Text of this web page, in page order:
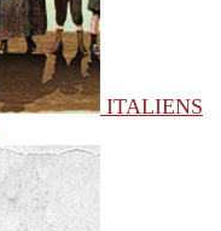
ITALIENS